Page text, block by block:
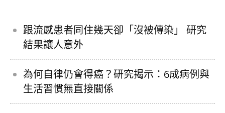
跟流感患者同住幾天卻「沒被傳染」 研究
結果讓人意外
為何自律仍會得癌？研究揭示：6成病例與
生活習慣無直接關係